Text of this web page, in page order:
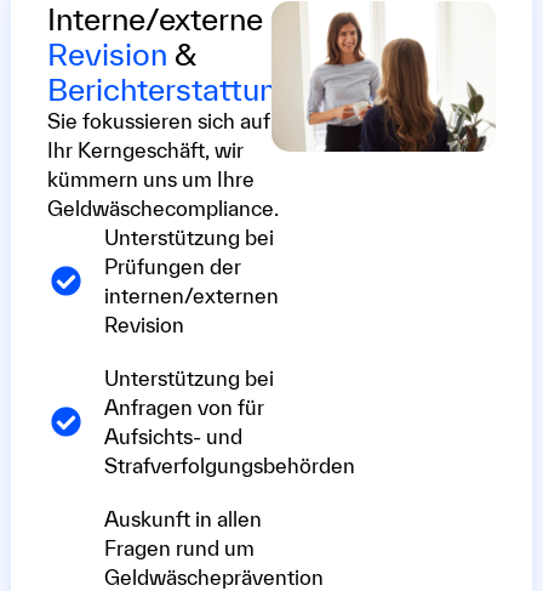
Interne/externe
Revision &
Berichterstattung
Sie fokussieren sich auf
Ihr Kerngeschäft, wir
kümmern uns um Ihre
Geldwäschecompliance.
Unterstützung bei
Prüfungen der
internen/externen
Revision
Unterstützung bei
Anfragen von für
Aufsichts- und
Strafverfolgungsbehörden
Auskunft in allen
Fragen rund um
Geldwäscheprävention